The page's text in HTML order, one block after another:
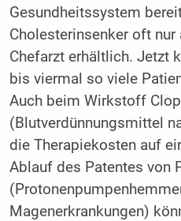
Gesundheitssystem
Cholesterinsenker oft
Chefarzt erhältlich. Jetzt
bis viermal so viele
Auch beim Wirkstoff
(Blutverdünnungsmittel
die Therapiekosten auf
Ablauf des Patentes von
Magenerkrankungen)